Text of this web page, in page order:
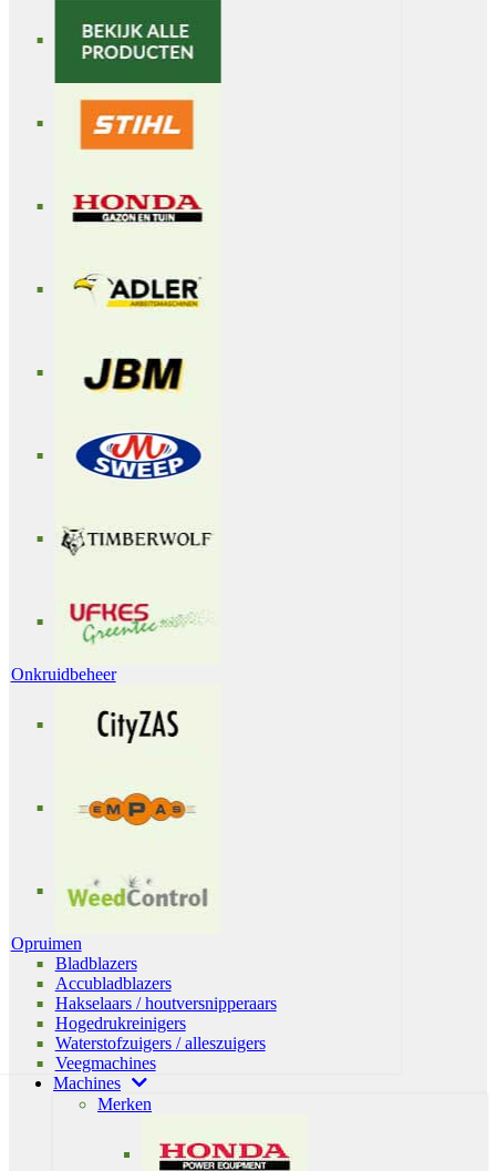
Onkruidbeheer
Opruimen
Bladblazers
Accubladblazers
Hakselaars / houtversnipperaars
Hogedrukreinigers
Waterstofzuigers / alleszuigers
Veegmachines
Machines
Merken